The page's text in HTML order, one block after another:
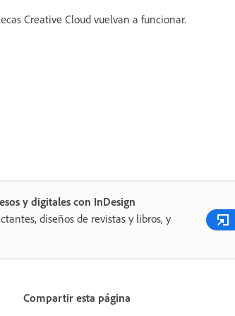
Creative Cloud vuelvan a funcionar.
y digitales con InDesign
diseños de revistas y libros, y
Compartir esta página